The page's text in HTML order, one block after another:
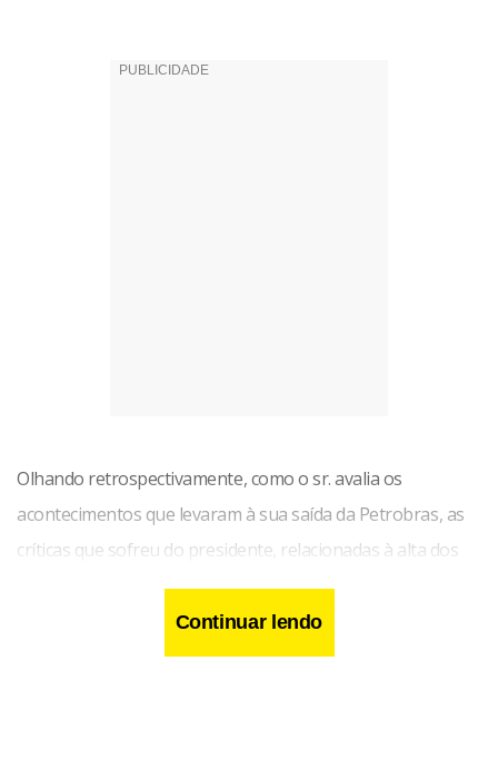
Olhando retrospectivamente, como o sr. avalia os
acontecimentos que levaram à sua saída da Petrobras, as
críticas que sofreu do presidente, relacionadas à alta dos
preços dos combustíveis, às demandas dos caminhoneiros
e até ao seu trabalho em home office?
Continuar lendo